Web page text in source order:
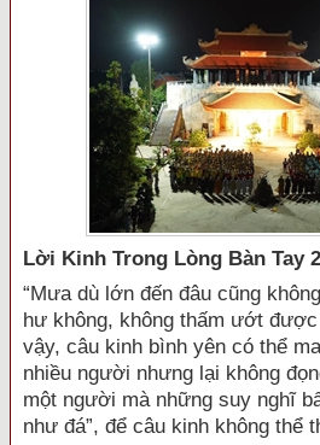
Lời Kinh Trong Lòng Bàn Tay
“Mưa dù lớn đến đâu cũng
hư không, không thấm ướt
vậy, câu kinh bình yên có thể
nhiều người nhưng lại không
một người mà những suy nghĩ
như đá”, để câu kinh không thể